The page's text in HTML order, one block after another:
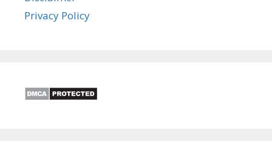
Privacy Policy